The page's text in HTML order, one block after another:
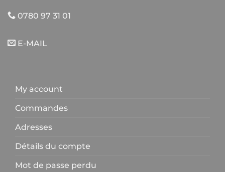
0780 97 31 01
E-MAIL
My account
Commandes
Adresses
Détails du compte
Mot de passe perdu